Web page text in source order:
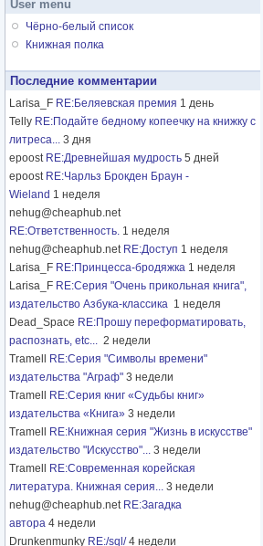
User menu
Чёрно-белый список
Книжная полка
Последние комментарии
Larisa_F RE:Беляевская премия 1 день
Telly RE:Подайте бедному копеечку на книжку с
литреса... 3 дня
epoost RE:Древнейшая мудрость 5 дней
epoost RE:Чарльз Брокден Браун -
Wieland 1 неделя
nehug@cheaphub.net
RE:Ответственность. 1 неделя
nehug@cheaphub.net RE:Доступ 1 неделя
Larisa_F RE:Принцесса-бродяжка 1 неделя
Larisa_F RE:Серия "Очень прикольная книга",
издательство Азбука-классика 1 неделя
Dead_Space RE:Прошу переформатировать,
распознать, etc... 2 недели
Tramell
RE:Серия "Символы времени"
издательства "Аграф" 3 недели
Tramell
RE:Серия книг «Судьбы книг»
издательства «Книга» 3 недели
Tramell
RE:Книжная серия "Жизнь в искусстве"
издательство "Искусство"... 3 недели
Tramell
RE:Современная корейская
литература. Книжная серия... 3 недели
nehug@cheaphub.net RE:Загадка
автора 4 недели
Drunkenmunky RE:/sql/ 4 недели